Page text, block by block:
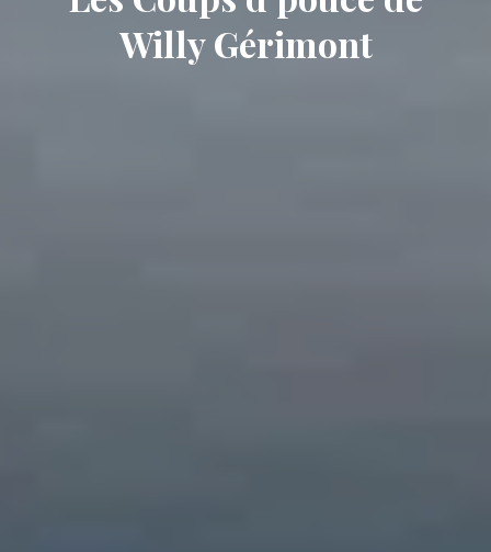
Willy Gérimont